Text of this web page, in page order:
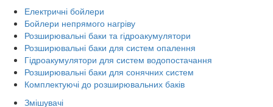
Електричні бойлери
Бойлери непрямого нагріву
Розширювальні баки та гідроакумулятори
Розширювальні баки для систем опалення
Гідроакумулятори для систем водопостачання
Розширювальні баки для сонячних систем
Комплектуючі до розширювальних баків
Змішувачі